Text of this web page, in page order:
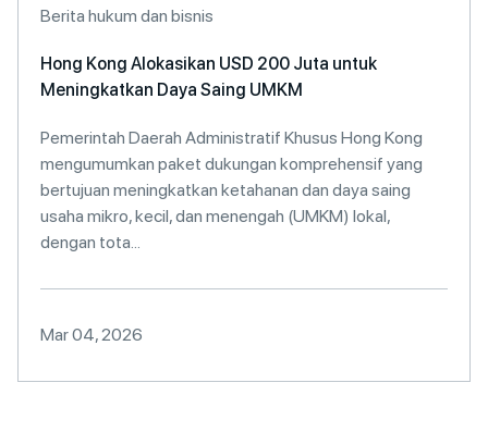
Berita hukum dan bisnis
Hong Kong Alokasikan USD 200 Juta untuk
Meningkatkan Daya Saing UMKM
Pemerintah Daerah Administratif Khusus Hong Kong
mengumumkan paket dukungan komprehensif yang
bertujuan meningkatkan ketahanan dan daya saing
usaha mikro, kecil, dan menengah (UMKM) lokal,
dengan tota...
Mar 04, 2026